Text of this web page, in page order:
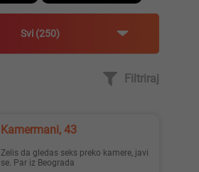
Svi 250
Filtriraj
Kamermani, 43
Zelis da gledas seks preko kamere, javi
se. Par iz Beograda